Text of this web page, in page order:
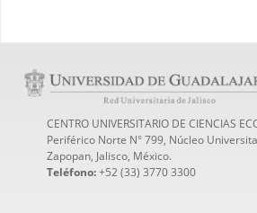
CENTRO UNIVERSITARIO DE CIENCIAS
Periférico Norte N° 799, Núcleo
Zapopan, Jalisco, México.
Teléfono:+52 (33) 3770 3300